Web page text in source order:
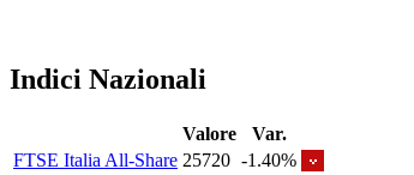
Indici Nazionali
Valore
Var.
FTSE Italia All-Share 25720 -1.40%